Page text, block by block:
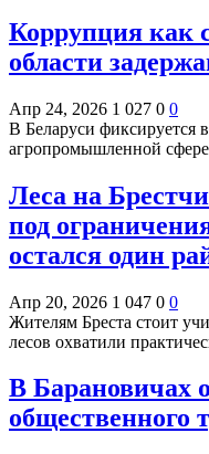
Коррупция как
области
Апр 24, 2026 1 027 0 0
В Беларуси фиксируется
агропромышленной
Леса на
под
остался один
Апр 20, 2026 1 047 0 0
Жителям Бреста стоит
лесов охватили
В Барановичах
общественного